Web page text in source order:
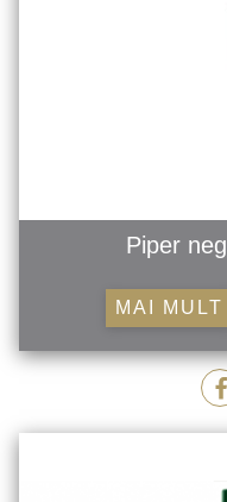
Piper
MAI MULT